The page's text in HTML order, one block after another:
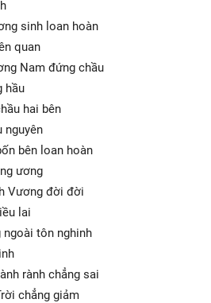
sinh loan hoàn
quan
Nam đứng chầu
hầu
hai bên
nguyên
bên loan hoàn
ương
Vương đời đời
lai
ngoài tôn nghinh
rành chẳng sai
chẳng giảm